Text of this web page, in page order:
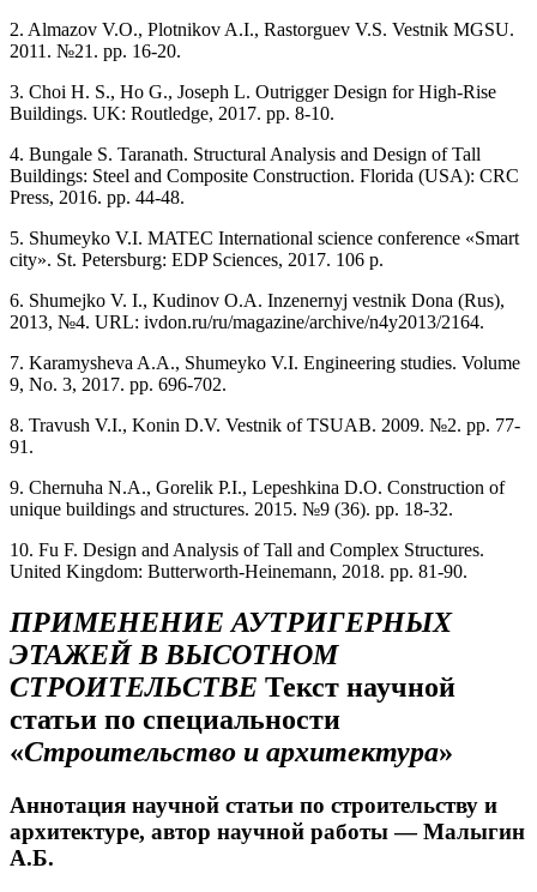
2. Almazov V.O., Plotnikov A.I., Rastorguev V.S. Vestnik MGSU.
2011. №21. pp. 16-20.
3. Choi H. S., Ho G., Joseph L. Outrigger Design for High-Rise
Buildings. UK: Routledge, 2017. pp. 8-10.
4. Bungale S. Taranath. Structural Analysis and Design of Tall
Buildings: Steel and Composite Construction. Florida (USA): CRC
Press, 2016. pp. 44-48.
5. Shumeyko V.I. MATEC International science conference «Smart
city». St. Petersburg: EDP Sciences, 2017. 106 p.
6. Shumejko V. I., Kudinov O.A. Inzenernyj vestnik Dona (Rus),
2013, №4. URL: ivdon.ru/ru/magazine/archive/n4y2013/2164.
7. Karamysheva A.A., Shumeyko V.I. Engineering studies. Volume
9, No. 3, 2017. рр. 696-702.
8. Travush V.I., Konin D.V. Vestnik of TSUAB. 2009. №2. pp. 77-
91.
9. Chernuha N.A., Gorelik P.I., Lepeshkina D.O. Construction of
unique buildings and structures. 2015. №9 (36). pp. 18-32.
10. Fu F. Design and Analysis of Tall and Complex Structures.
United Kingdom: Butterworth-Heinemann, 2018. pp. 81-90.
ПРИМЕНЕНИЕ АУТРИГЕРНЫХ
ЭТАЖЕЙ В ВЫСОТНОМ
СТРОИТЕЛЬСТВЕ Текст научной
статьи по специальности
«Строительство и архитектура»
Аннотация научной статьи по строительству и
архитектуре, автор научной работы — Малыгин
А.Б.